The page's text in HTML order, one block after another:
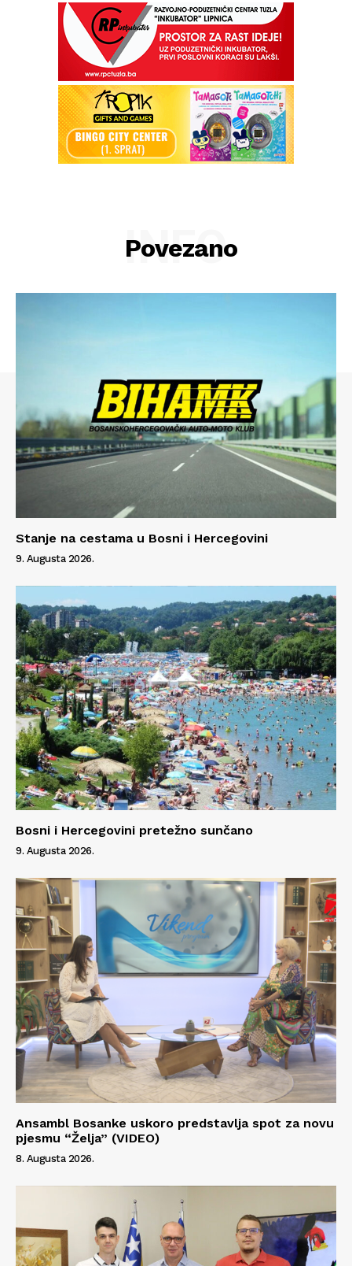
O nama
Kontakt
Povezano
INFO
Stanje na cestama u Bosni i Hercegovini
9. Augusta 2026.
Bosni i Hercegovini pretežno sunčano
9. Augusta 2026.
Ansambl Bosanke uskoro predstavlja spot za novu
pjesmu “Želja” (VIDEO)
8. Augusta 2026.